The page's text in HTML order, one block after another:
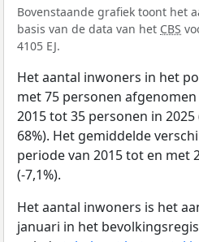
Bovenstaande grafiek toont het
basis van de data van het CBS
4105 EJ.
Het aantal inwoners in het
met 75 personen
2015 tot 35 personen in
68%). Het gemiddelde
periode van 2015 tot en met
(-7,1%).
Het aantal inwoners is het
januari in het